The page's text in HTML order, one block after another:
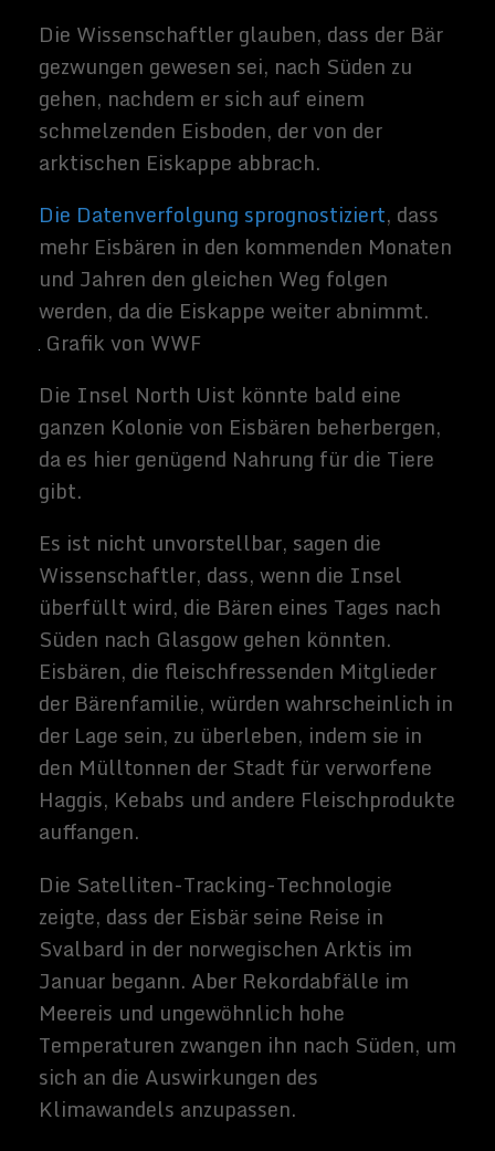
den Mülltonnen der Stadt für verworfene
Haggis, Kebabs und andere Fleischprodukte
auffangen.
Die Satelliten-Tracking-Technologie
zeigte, dass der Eisbär seine Reise in
Svalbard in der norwegischen Arktis im
Januar begann. Aber Rekordabfälle im
Meereis und ungewöhnlich hohe
Temperaturen zwangen ihn nach Süden, um
sich an die Auswirkungen des
Klimawandels anzupassen.
Der Eisbär, der den Namen Lirpa Loof
erhielt, dasnorwegisch für „weiß und
flauschig“ ist, wurde dann am Nordstrand
Rod Downie, WWF Polar Program Manager,
sagte: „Es scheint eine Million Meilen
entfernt, aber in Wirklichkeit ist
Schottland der Arktis der nächste Nachbar.
Schottlands zum Arktischen Kreis. Einige
Eisbären sind dafür bekannt, mehr als
doppelt so weit zu reisen, so dass dies nicht
zu einer großen Überraschung für Eisbären-
Experten in Großbritannien ist.
„Andere arktische Arten, wie z. B. Seepferd
Gänse, machen auch die jährliche
Wanderung zu Schottlands Ufern.
„Mit anhaltenden Zunahmen der
arktischen Temperaturen und
Rekordabnahmen im Meereis können wir
nur voraussagen, dass Eisbären weiterhin
auf schottische Küsten wandern werden.
Die Wissenschaftler halten die genaue
Lage des Eisbären geheim, um zu
verhindern, dass die Besucher die Insel mit
Kameras und unangemessenen Speisen
bewaffneten, wie z. B. frittierte Mars-Bars,
um ihn hervorzu locken.
Es ist nicht das erste Mal, dass Eisbären an
schottischen Ufern gefunden wurden. Es
wird angenommen, dass Eisbären einmal in
schottischen Highlands lebten. Ein Schädel